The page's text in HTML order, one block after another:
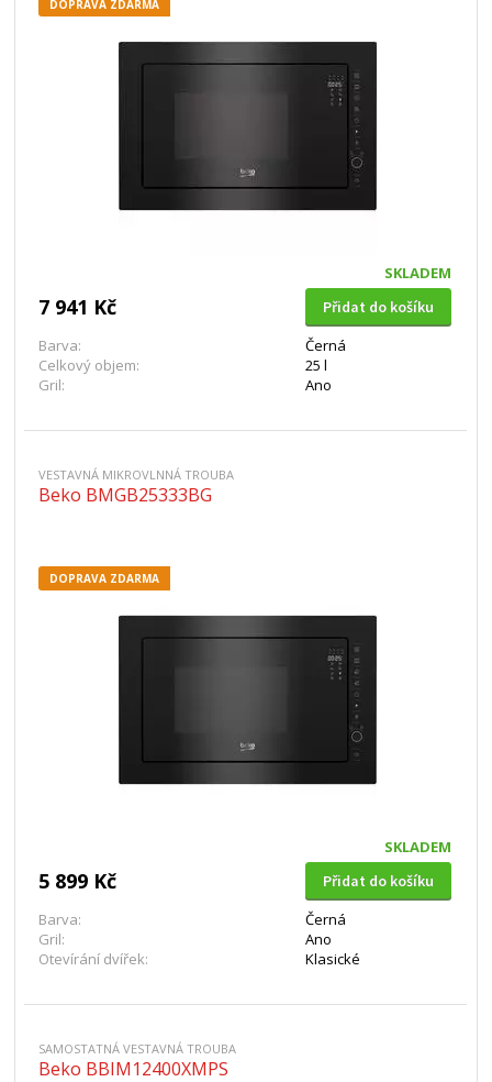
DOPRAVA ZDARMA
SKLADEM
7 941 Kč
Přidat do košíku
Barva:
Černá
Celkový objem:
25 l
Gril:
Ano
VESTAVNÁ MIKROVLNNÁ TROUBA
Beko BMGB25333BG
DOPRAVA ZDARMA
SKLADEM
5 899 Kč
Přidat do košíku
Barva:
Černá
Gril:
Ano
Otevírání dvířek:
Klasické
SAMOSTATNÁ VESTAVNÁ TROUBA
Beko BBIM12400XMPS